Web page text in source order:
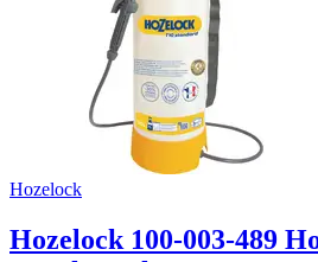
Hozelock
Hozelock 100-003-489